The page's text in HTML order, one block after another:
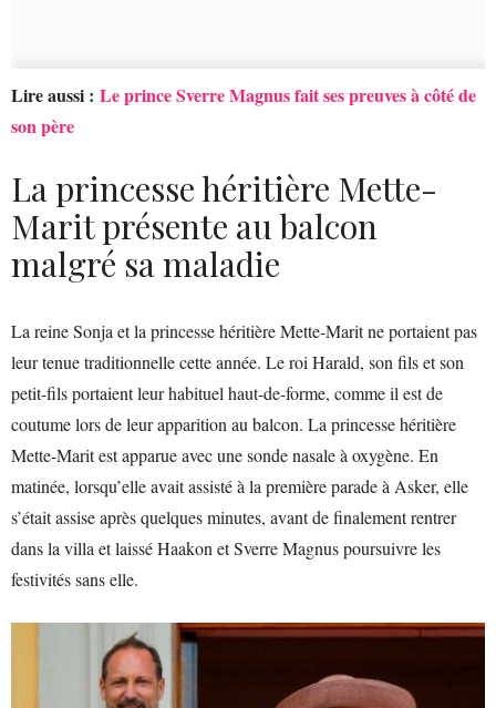
Lire aussi : Le prince Sverre Magnus fait ses preuves à côté de
son père
La princesse héritière Mette-
Marit présente au balcon
malgré sa maladie
La reine Sonja et la princesse héritière Mette-Marit ne portaient pas
leur tenue traditionnelle cette année. Le roi Harald, son fils et son
petit-fils portaient leur habituel haut-de-forme, comme il est de
coutume lors de leur apparition au balcon. La princesse héritière
Mette-Marit est apparue avec une sonde nasale à oxygène. En
matinée, lorsqu’elle avait assisté à la première parade à Asker, elle
s’était assise après quelques minutes, avant de finalement rentrer
dans la villa et laissé Haakon et Sverre Magnus poursuivre les
festivités sans elle.